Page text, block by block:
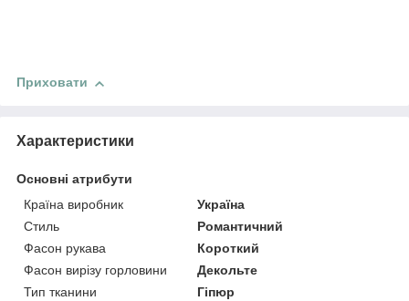
Приховати
Характеристики
Основні атрибути
Країна виробник
Україна
Стиль
Романтичний
Фасон рукава
Короткий
Фасон вирізу горловини
Декольте
Тип тканини
Гіпюр